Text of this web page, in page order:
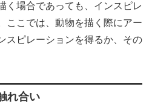
場合であっても、インスピレ
ここでは、動物を描く際にアー
スピレーションを得るか、その
れ合い